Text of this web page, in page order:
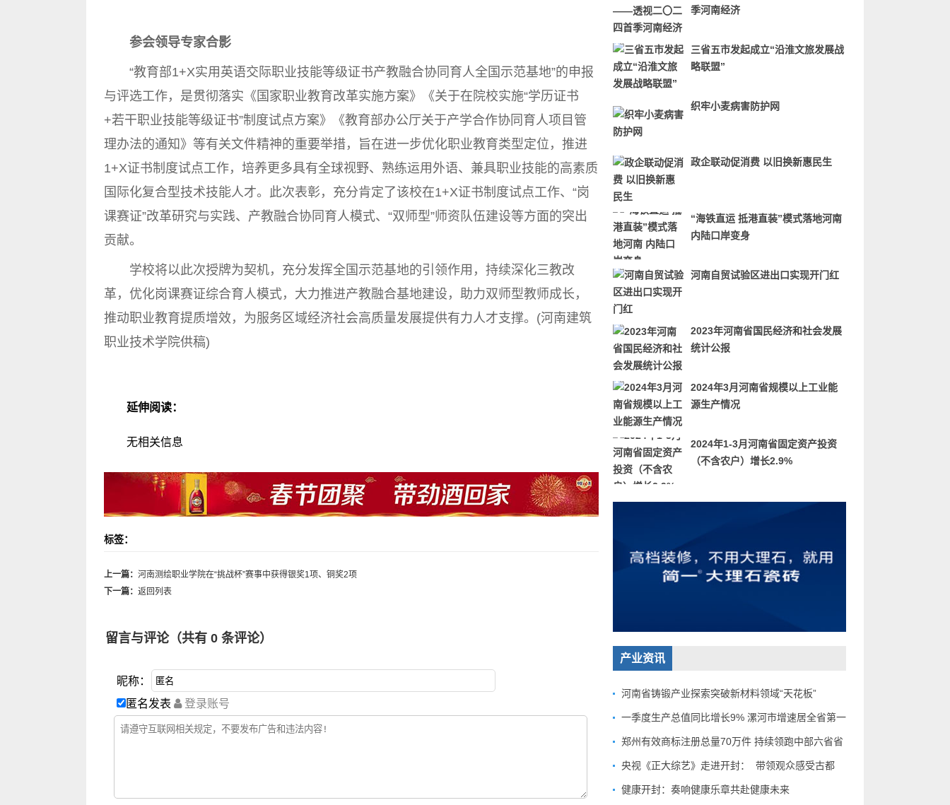
参会领导专家合影
“教育部1+X实用英语交际职业技能等级证书产教融合协同育人全国示范基地”的申报
与评选工作，是贯彻落实《国家职业教育改革实施方案》《关于在院校实施“学历证书
+若干职业技能等级证书”制度试点方案》《教育部办公厅关于产学合作协同育人项目管
理办法的通知》等有关文件精神的重要举措，旨在进一步优化职业教育类型定位，推进
1+X证书制度试点工作，培养更多具有全球视野、熟练运用外语、兼具职业技能的高素质
国际化复合型技术技能人才。此次表彰，充分肯定了该校在1+X证书制度试点工作、“岗
课赛证”改革研究与实践、产教融合协同育人模式、“双师型”师资队伍建设等方面的突出
贡献。
学校将以此次授牌为契机，充分发挥全国示范基地的引领作用，持续深化三教改
革，优化岗课赛证综合育人模式，大力推进产教融合基地建设，助力双师型教师成长，
推动职业教育提质增效，为服务区域经济社会高质量发展提供有力人才支撑。(河南建筑
职业技术学院供稿)
延伸阅读：
无相关信息
标签：
上一篇： 河南测绘职业学院在“挑战杯”赛事中获得银奖1项、铜奖2项
下一篇： 返回列表
留言与评论（共有 0 条评论）
昵称：
匿名发表
登录账号
季河南经济
三省五市发起成立“沿淮文旅发展战
略联盟”
织牢小麦病害防护网
政企联动促消费 以旧换新惠民生
“海铁直运 抵港直装”模式落地河南
内陆口岸变身
河南自贸试验区进出口实现开门红
2023年河南省国民经济和社会发展
统计公报
2024年3月河南省规模以上工业能
源生产情况
2024年1-3月河南省固定资产投资
（不含农户）增长2.9%
产业资讯
河南省铸锻产业探索突破新材料领域“天花板”
一季度生产总值同比增长9% 漯河市增速居全省第一
郑州有效商标注册总量70万件 持续领跑中部六省省
央视《正大综艺》走进开封： ​ 带领观众感受古都
健康开封：奏响健康乐章共赴健康未来